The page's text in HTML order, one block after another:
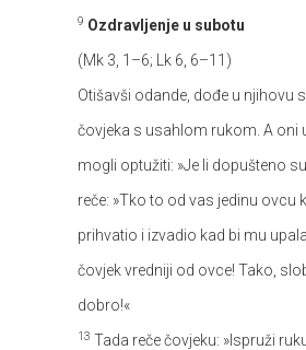
9 Ozdravljenje u subotu
(Mk 3, 1–6; Lk 6, 6–11)
Otišavši odande, dođe u njihovu
čovjeka s usahlom rukom. A oni
mogli optužiti: »Je li dopušteno
reče: »Tko to od vas jedinu ovcu
prihvatio i izvadio kad bi mu
čovjek vredniji od ovce! Tako,
dobro!«
13 Tada reče čovjeku: »Ispruži